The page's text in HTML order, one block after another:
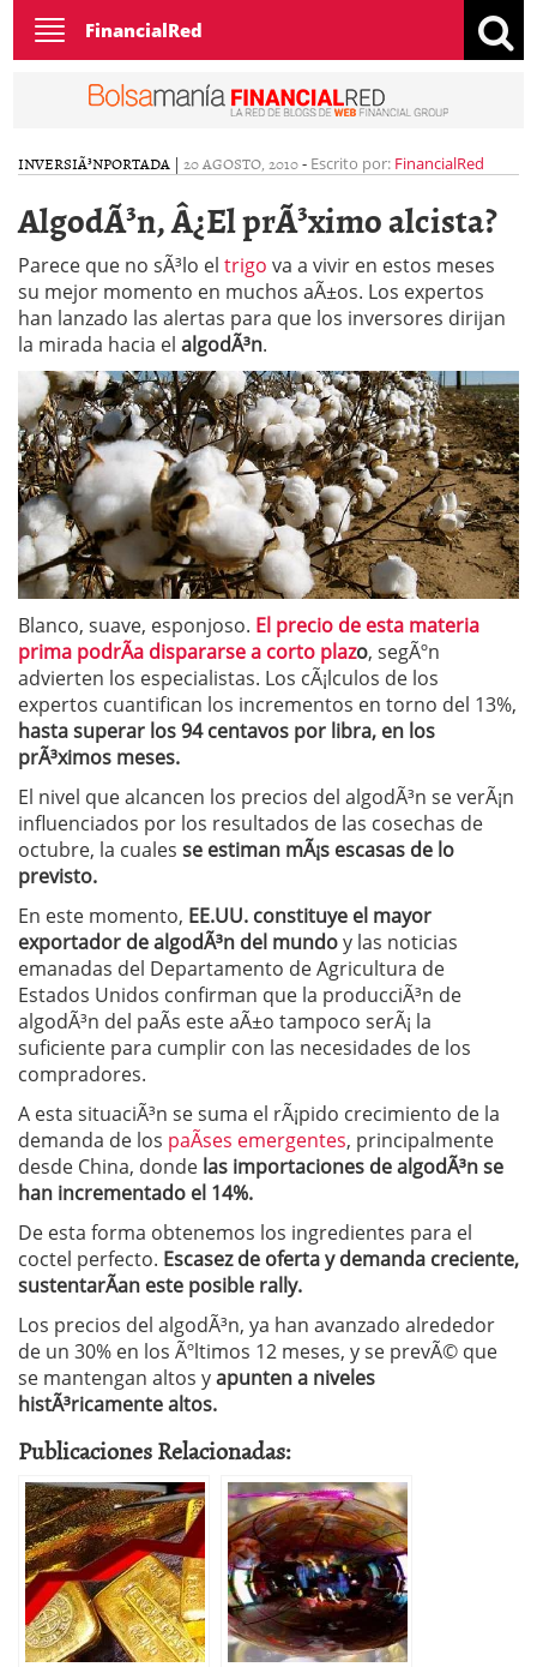
Toggle
navigation
FinancialRed
INVERSIÃ³NPORTADA | 20 AGOSTO, 2010- Escrito por: FinancialRed
AlgodÃ³n, Â¿El prÃ³ximo alcista?
Parece que no sÃ³lo el trigo va a vivir en estos meses
su mejor momento en muchos aÃ±os. Los expertos
han lanzado las alertas para que los inversores dirijan
la mirada hacia el algodÃ³n.
Blanco, suave, esponjoso. El precio de esta materia
prima podrÃ­a dispararse a corto plazo, segÃºn
advierten los especialistas. Los cÃ¡lculos de los
expertos cuantifican los incrementos en torno del 13%,
hasta superar los 94 centavos por libra, en los
prÃ³ximos meses.
El nivel que alcancen los precios del algodÃ³n se verÃ¡n
influenciados por los resultados de las cosechas de
octubre, la cuales se estiman mÃ¡s escasas de lo
previsto.
En este momento, EE.UU. constituye el mayor
exportador de algodÃ³n del mundoy las noticias
emanadas del Departamento de Agricultura de
Estados Unidos confirman que la producciÃ³n de
algodÃ³n del paÃ­s este aÃ±o tampoco serÃ¡ la
suficiente para cumplir con las necesidades de los
compradores.
A esta situaciÃ³n se suma el rÃ¡pido crecimiento de la
demanda de los paÃ­ses emergentes, principalmente
desde China, donde las importaciones de algodÃ³n se
han incrementado el 14%.
De esta forma obtenemos los ingredientes para el
coctel perfecto. Escasez de oferta y demanda creciente,
sustentarÃ­an este posible rally.
Los precios del algodÃ³n, ya han avanzado alrededor
de un 30% en los Ãºltimos 12 meses, y se prevÃ© que
se mantengan altos yapunten a niveles
histÃ³ricamente altos.
Publicaciones Relacionadas: